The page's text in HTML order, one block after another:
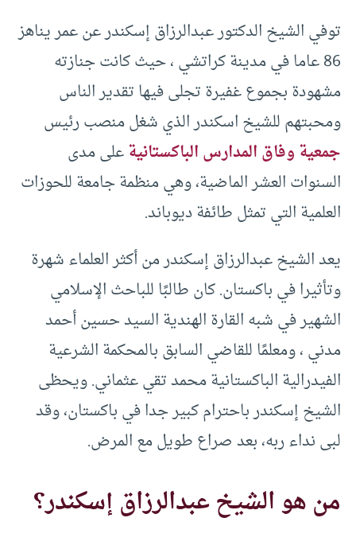
توفي الشيخ الدكتور عبدالرزاق إسكندر عن عمر يناهز
86 عاما في مدينة كراتشي ، حيث كانت جنازته
مشهودة بجموع غفيرة تجلى فيها تقدير الناس
ومحبتهم للشيخ اسكندر الذي شغل منصب رئيس
جمعية وفاق المدارس الباكستانيةعلى مدى
السنوات العشر الماضية، وهي منظمة جامعة للحوزات
العلمية التي تمثل طائفة ديوباند.
يعد الشيخ عبدالرزاق إسكندر من أكثر العلماء شهرة
وتأثيرا في باكستان. كان طالبًا للباحث الإسلامي
الشهير في شبه القارة الهندية السيد حسين أحمد
مدني ، ومعلمًا للقاضي السابق بالمحكمة الشرعية
الفيدرالية الباكستانية محمد تقي عثماني. ويحظى
الشيخ إسكندر باحترام كبير جدا في باكستان، وقد
لبى نداء ربه، بعد صراع طويل مع المرض.
من هو الشيخ عبدالرزاق إسكندر؟